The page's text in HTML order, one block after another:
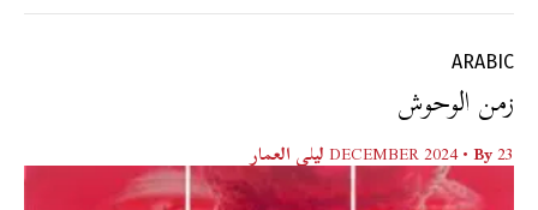
ARABIC
زمن الوحوش
23 DECEMBER 2024
• By ليلى العمار